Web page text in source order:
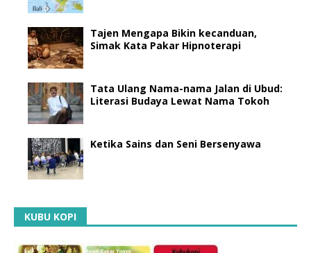
Tajen Mengapa Bikin kecanduan,
Simak Kata Pakar Hipnoterapi
Tata Ulang Nama-nama Jalan di Ubud:
Literasi Budaya Lewat Nama Tokoh
Ketika Sains dan Seni Bersenyawa
KUBU KOPI